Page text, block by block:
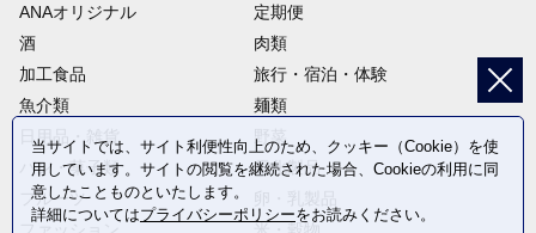
ANAオリジナル
定期便
酒
肉類
加工食品
旅行・宿泊・体験
魚介類
麺類
日用品・雑貨
野菜
パン・菓子類
電化製品
フルーツ
当サイトでは、サイト利便性向上のため、クッキー（Cookie）を使
用しています。サイトの閲覧を継続された場合、Cookieの利用に同
意したことものといたします。
詳細についてはプライバシーポリシーをお読みください。